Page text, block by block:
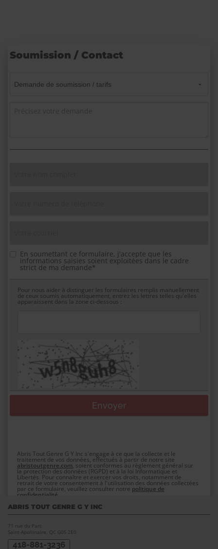
Soumission / Contact
En soumettant ce formulaire, j'accepte que les
informations saisies soient exploitées dans le cadre
strict de ma demande*
Pour nous aider à distinguer les formulaires remplis manuellement
de ceux soumis automatiquement, entrez les lettres telles qu'elles
apparaissent dans la zone ci-dessous :
Abris Tout Genre G Y Inc s'engage à ce que la collecte et le
traitement de vos données, effectués à partir de notre site
abristoutgenre.com, soient conformes au règlement général sur
la protection des données (RGPD) et à la loi Informatique et
Libertés. Pour connaître et exercer vos droits, notamment de
retrait de votre consentement à l'utilisation des données collectées
par ce formulaire, veuillez consulter notre politique de
confidentialité
ABRIS TOUT GENRE G Y INC
71 rue du Parc
Saint-Apollinaire, QC G0S 2E0
418-881-3236